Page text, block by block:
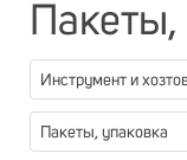
Пакеты,
Инструмент и
Пакеты, упаковка